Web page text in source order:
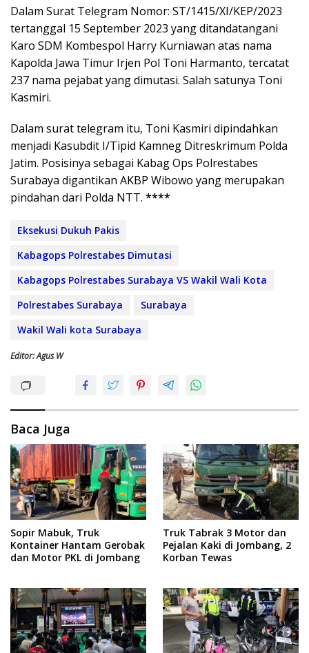
Dalam Surat Telegram Nomor: ST/1415/XI/KEP/2023
tertanggal 15 September 2023 yang ditandatangani
Karo SDM Kombespol Harry Kurniawan atas nama
Kapolda Jawa Timur Irjen Pol Toni Harmanto, tercatat
237 nama pejabat yang dimutasi. Salah satunya Toni
Kasmiri.
Dalam surat telegram itu, Toni Kasmiri dipindahkan
menjadi Kasubdit I/Tipid Kamneg Ditreskrimum Polda
Jatim. Posisinya sebagai Kabag Ops Polrestabes
Surabaya digantikan AKBP Wibowo yang merupakan
pindahan dari Polda NTT. ****
Eksekusi Dukuh Pakis
Kabagops Polrestabes Dimutasi
Kabagops Polrestabes Surabaya VS Wakil Wali Kota
Polrestabes Surabaya
Surabaya
Wakil Wali kota Surabaya
Editor: Agus W
Baca Juga
Sopir Mabuk, Truk
Kontainer Hantam Gerobak
dan Motor PKL di Jombang
Truk Tabrak 3 Motor dan
Pejalan Kaki di Jombang, 2
Korban Tewas